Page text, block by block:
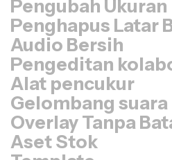
Penghapus Latar
Audio Bersih
Pengeditan
Alat pencukur
Gelombang suara
Overlay Tanpa
Aset Stok
Template